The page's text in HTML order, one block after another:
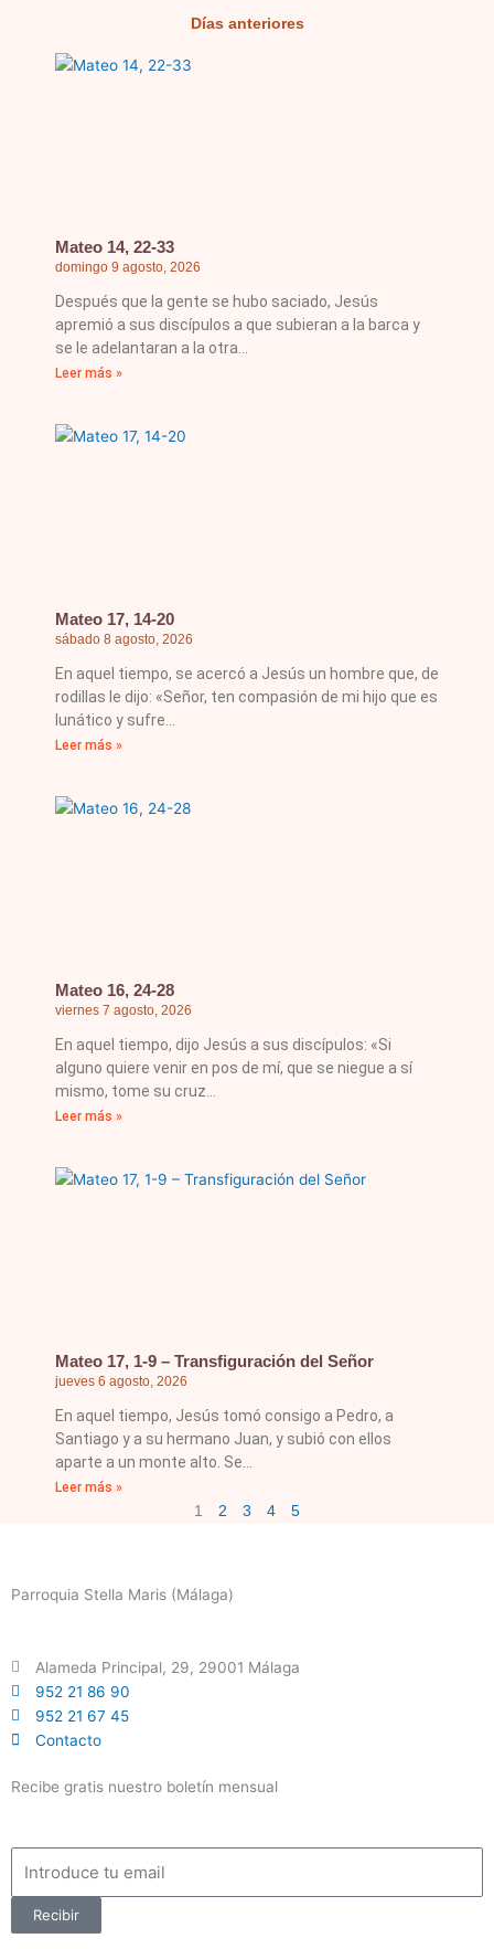
Días anteriores
Mateo 14, 22-33
domingo 9 agosto, 2026
Después que la gente se hubo saciado, Jesús
apremió a sus discípulos a que subieran a la barca y
se le adelantaran a la otra
Leer más »
Mateo 17, 14-20
sábado 8 agosto, 2026
En aquel tiempo, se acercó a Jesús un hombre que, de
rodillas le dijo: «Señor, ten compasión de mi hijo que es
lunático y sufre
Leer más »
Mateo 16, 24-28
viernes 7 agosto, 2026
En aquel tiempo, dijo Jesús a sus discípulos: «Si
alguno quiere venir en pos de mí, que se niegue a sí
mismo, tome su cruz
Leer más »
Mateo 17, 1-9 – Transfiguración del Señor
jueves 6 agosto, 2026
En aquel tiempo, Jesús tomó consigo a Pedro, a
Santiago y a su hermano Juan, y subió con ellos
aparte a un monte alto. Se
Leer más »
1 2 3 4 5
Parroquia Stella Maris (Málaga)
Alameda Principal, 29, 29001 Málaga
952 21 86 90
952 21 67 45
Contacto
Recibe gratis nuestro boletín mensual
Recibir